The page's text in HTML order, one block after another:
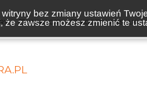
bez zmiany ustawień
zawsze możesz zmienić te
WAKACJE KOSZTY WYSYŁKI